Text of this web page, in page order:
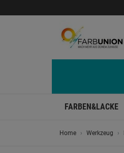
FARBEN&LACKE
Home Werkzeug